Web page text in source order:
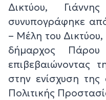
Δικτύου,
συνυπογράφηκε
– Μέλη του
δήμαρχος
επιβεβαιώνοντας
στην ενίσχυση της
Πολιτικής